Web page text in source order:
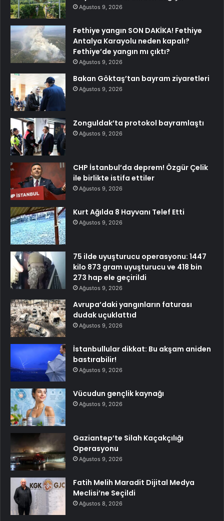
Ağustos 9, 2026
Fethiye yangın SON DAKİKA! Fethiye
Antalya Karayolu neden kapalı?
Fethiye’de yangın mı çıktı?
Ağustos 9, 2026
Bakan Göktaş’tan bayram ziyaretleri
Ağustos 9, 2026
Zonguldak’ta protokol bayramlaştı
Ağustos 9, 2026
CHP İstanbul’da deprem! Özgür Çelik
ile birlikte istifa ettiler
Ağustos 9, 2026
Kurt Ağılda 8 Hayvanı Telef Etti
Ağustos 9, 2026
75 ilde uyuşturucu operasyonu: 1447
kilo 873 gram uyuşturucu ve 418 bin
273 hap ele geçirildi
Ağustos 9, 2026
Avrupa’daki yangınların faturası
dudak uçuklattıd
Ağustos 9, 2026
İstanbullular dikkat: Bu akşam aniden
bastırabilir!
Ağustos 9, 2026
Vücudun gençlik kaynağı
Ağustos 9, 2026
Gaziantep’te Silah Kaçakçılığı
Operasyonu
Ağustos 9, 2026
Fatih Melih Maradit Dijital Medya
Meclisi’ne Seçildi
Ağustos 8, 2026